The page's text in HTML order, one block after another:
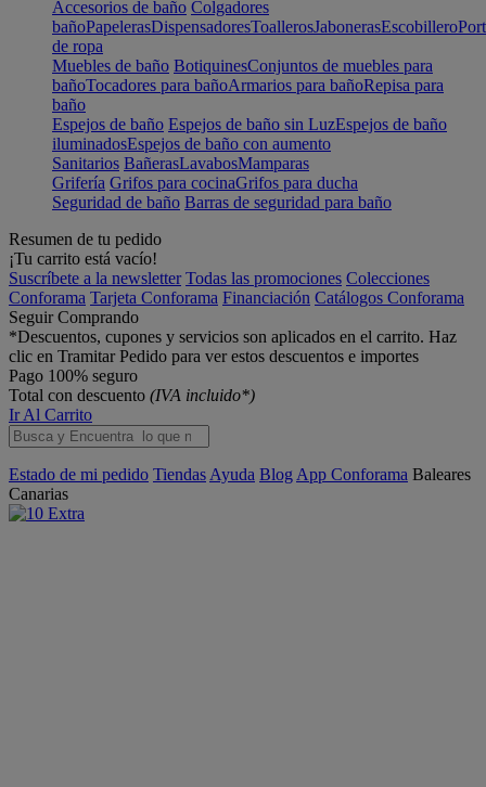
Accesorios de baño Colgadores
bañoPapelerasDispensadoresToallerosJabonerasEscobillero
de ropa
Muebles de baño BotiquinesConjuntos de muebles para
bañoTocadores para bañoArmarios para bañoRepisa para
baño
Espejos de baño Espejos de baño sin LuzEspejos de baño
iluminadosEspejos de baño con aumento
Sanitarios BañerasLavabosMamparas
Grifería Grifos para cocinaGrifos para ducha
Seguridad de baño Barras de seguridad para baño
Resumen de tu pedido
¡Tu carrito está vacío!
Suscríbete a la newsletter Todas las promociones Colecciones
Conforama Tarjeta Conforama Financiación Catálogos Conforama
Seguir Comprando
*Descuentos, cupones y servicios son aplicados en el carrito. Haz
clic en Tramitar Pedido para ver estos descuentos e importes
Pago 100% seguro
Total con descuento (IVA incluido*)
Ir Al Carrito
Estado de mi pedido Tiendas Ayuda Blog App Conforama Baleares
Canarias